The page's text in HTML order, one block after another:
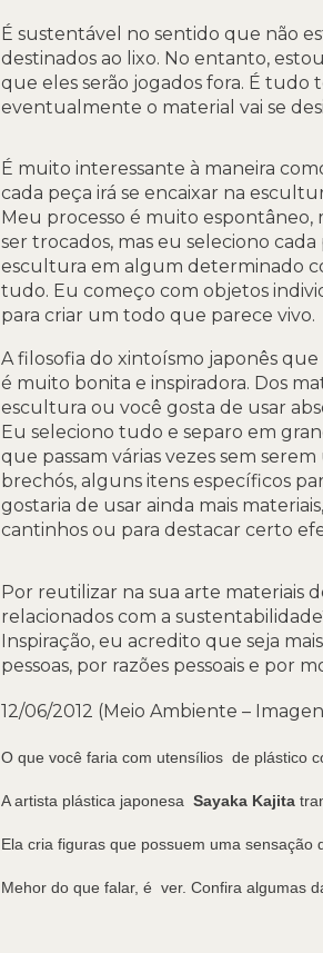
É sustentável no sentido que não
destinados ao lixo. No entanto,
que eles serão jogados fora. É
eventualmente o material vai se
É muito interessante à maneira
cada peça irá se encaixar na
Meu processo é muito espontâneo,
ser trocados, mas eu seleciono
escultura em algum determinado
tudo. Eu começo com objetos
para criar um todo que parece vivo.
A filosofia do xintoísmo japonês
é muito bonita e inspiradora. Dos
escultura ou você gosta de usar
Eu seleciono tudo e separo em
que passam várias vezes sem
brechós, alguns itens específicos
gostaria de usar ainda mais
cantinhos ou para destacar certo
Por reutilizar na sua arte materiais
relacionados com a
Inspiração, eu acredito que seja
pessoas, por razões pessoais e por
12/06/2012 (Meio Ambiente –
O que você faria com utensílios de plástico
A artista plástica japonesaSayaka Kajita
Ela cria figuras que possuem uma sensação
Mehor do que falar, é ver. Confira algumas